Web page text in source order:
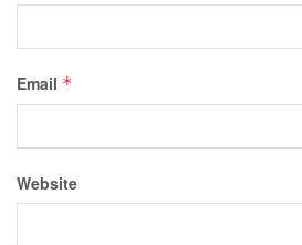
Email *
Website